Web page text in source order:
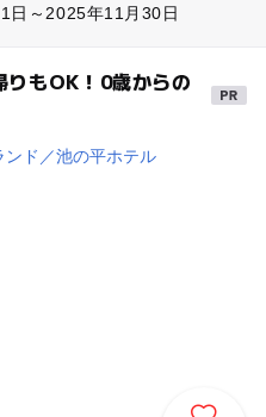
日～2025年11月30日
りもOK！0歳からの